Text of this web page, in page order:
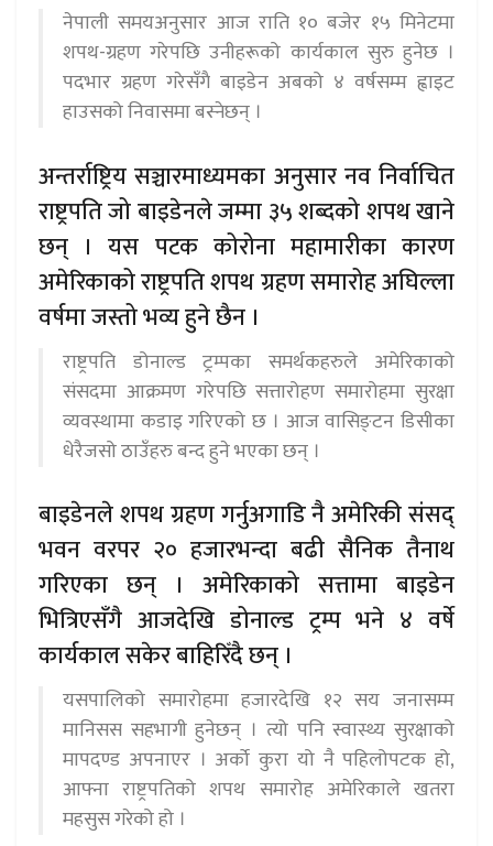
नेपाली समयअनुसार आज राति १० बजेर १५ मिनेटमा
शपथ-ग्रहण गरेपछि उनीहरूको कार्यकाल सुरु हुनेछ ।
पदभार ग्रहण गरेसँगै बाइडेन अबको ४ वर्षसम्म ह्वाइट
हाउसको निवासमा बस्नेछन् ।
अन्तर्राष्ट्रिय सञ्चारमाध्यमका अनुसार नव निर्वाचित
राष्ट्रपति जो बाइडेनले जम्मा ३५ शब्दको शपथ खाने
छन् । यस पटक कोरोना महामारीका कारण
अमेरिकाको राष्ट्रपति शपथ ग्रहण समारोह अघिल्ला
वर्षमा जस्तो भव्य हुने छैन ।
राष्ट्रपति डोनाल्ड ट्रम्पका समर्थकहरुले अमेरिकाको
संसदमा आक्रमण गरेपछि सत्तारोहण समारोहमा सुरक्षा
व्यवस्थामा कडाइ गरिएको छ । आज वासिङ्टन डिसीका
धेरैजसो ठाउँहरु बन्द हुने भएका छन् ।
बाइडेनले शपथ ग्रहण गर्नुअगाडि नै अमेरिकी संसद्
भवन वरपर २० हजारभन्दा बढी सैनिक तैनाथ
गरिएका छन् । अमेरिकाको सत्तामा बाइडेन
भित्रिएसँगै आजदेखि डोनाल्ड ट्रम्प भने ४ वर्षे
कार्यकाल सकेर बाहिरिँदै छन् ।
यसपालिको समारोहमा हजारदेखि १२ सय जनासम्म
मानिसस सहभागी हुनेछन् । त्यो पनि स्वास्थ्य सुरक्षाको
मापदण्ड अपनाएर । अर्काे कुरा यो नै पहिलोपटक हो,
आफ्ना राष्ट्रपतिको शपथ समारोह अमेरिकाले खतरा
महसुस गरेको हो ।